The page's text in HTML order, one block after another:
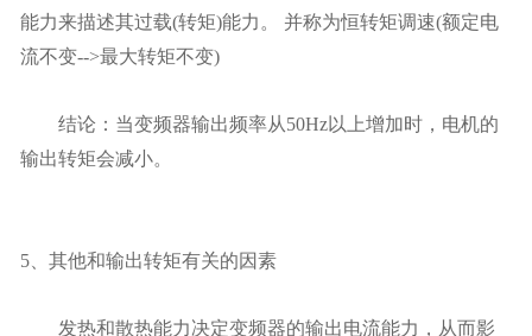
能力来描述其过载(转矩)能力。 并称为恒转矩调速(额定电
流不变-->最大转矩不变)
结论：当变频器输出频率从50Hz以上增加时，电机的
输出转矩会减小。
5、其他和输出转矩有关的因素
发热和散热能力决定变频器的输出电流能力，从而影